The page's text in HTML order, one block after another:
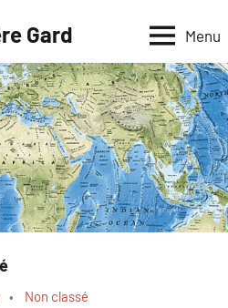
Gard Menu
Non classé